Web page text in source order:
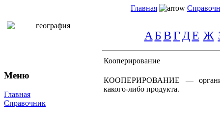
Главная
Меню
Главная
Справочник
А БВГ ДЕ Ж
Кооперирование
КООПЕРИРОВАНИЕ —
какого-либо продукта.